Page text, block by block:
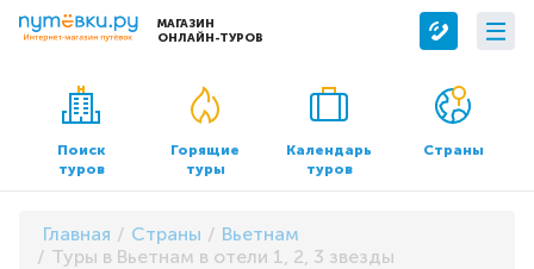
МАГАЗИН
ОНЛАЙН-ТУРОВ
Сервисы
Бронирование отелей
Трансфер
О компании
О нас
Контакты
Документы и реквизиты
Поиск
туров
Горящие
туры
Календарь
туров
Страны
Главная Страны
Вьетнам
Туры в Вьетнам в отели 1, 2, 3 звезды